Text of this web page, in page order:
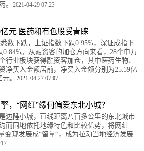
。 2021-04-29 07:23
亿元 医药和有色股受青睐
数下跌，上证指数下跌0.95%，深证成指下
0.84%。从融资客的加仓方向来看，28个申万
行业板块获得融资客加仓，其中医药生物、
净买入金额居前，净买入金额分别为25.39亿
。 2021-04-27 07:07
，“网红”缘何偏爱东北小城？
边陲小城，直线距离八百多公里的东北城市
而同地依托地缘特色和比较优势，将网红
变现发展成“留量”，成为拉动当地经济发展